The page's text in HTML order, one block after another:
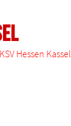
Hessen Kassel